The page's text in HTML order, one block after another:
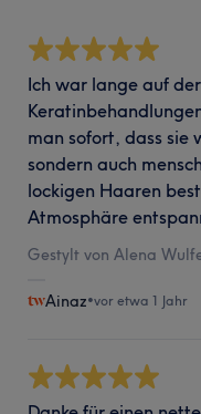
Ich war lange auf
man sofort, dass sie
sondern auch
lockigen Haaren
Atmosphäre
Gestylt von Alena
Ainaz•vor etwa 1 Jahr